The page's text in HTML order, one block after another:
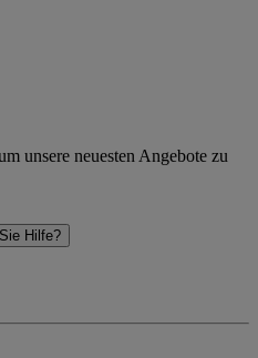
unsere neuesten Angebote zu
Hilfe?